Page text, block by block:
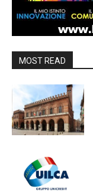
MOST READ